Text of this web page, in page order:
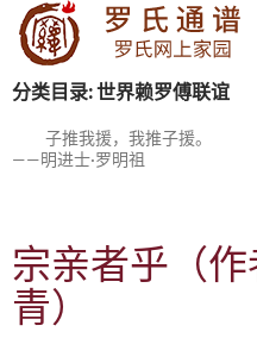
SKIP TO CONTENT
分类目录: 世界赖罗傅联谊
子推我援，我推子援。
——明进士·罗明祖
宗亲者乎（
青）